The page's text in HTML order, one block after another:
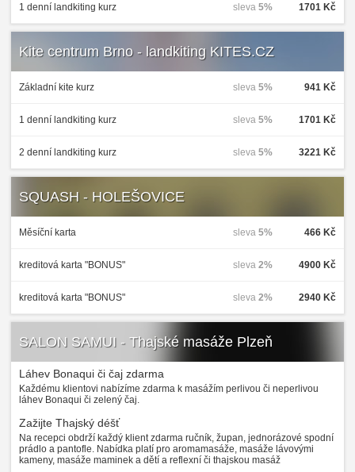
1 denní landkiting kurz 1701 Kč
sleva 5%
Kite centrum Brno - landkiting KITES.CZ
Základní kite kurz 941 Kč
sleva 5%
1 denní landkiting kurz 1701 Kč
sleva 5%
2 denní landkiting kurz 3221 Kč
sleva 5%
SQUASH - HOLEŠOVICE
Měsíční karta 466 Kč
sleva 5%
kreditová karta "BONUS" 4900 Kč
sleva 2%
kreditová karta "BONUS" 2940 Kč
sleva 2%
SALON SAMUI - Thajské masáže Plzeň
Láhev Bonaqui či čaj zdarma
Každému klientovi nabízíme zdarma k masážím perlivou či neperlivou
láhev Bonaqui či zelený čaj.
Zažijte Thajský déšť
Na recepci obdrží každý klient zdarma ručník, župan, jednorázové spodní
prádlo a pantofle. Nabídka platí pro aromamasáže, masáže lávovými
kameny, masáže maminek a dětí a reflexní či thajskou masáž